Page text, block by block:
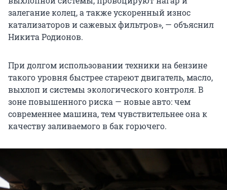
залегание колец, а также ускоренный износ
катализаторов и сажевых фильтров», — объяснил
Никита Родионов.
При долгом использовании техники на бензине
такого уровня быстрее стареют двигатель, масло,
выхлоп и системы экологического контроля. В
зоне повышенного риска — новые авто: чем
современнее машина, тем чувствительнее она к
качеству заливаемого в бак горючего.